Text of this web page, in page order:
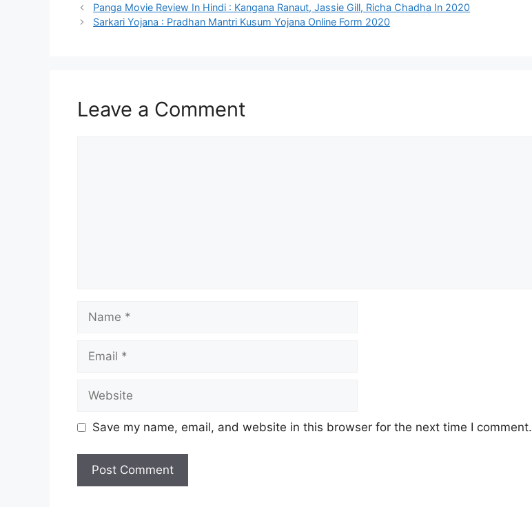
Panga Movie Review In Hindi : Kangana Ranaut, Jassie Gill, Richa Chadha In 2020
Sarkari Yojana : Pradhan Mantri Kusum Yojana Online Form 2020
Leave a Comment
Name
Email
Website
Save my name, email, and website in this browser for the next time I comment.